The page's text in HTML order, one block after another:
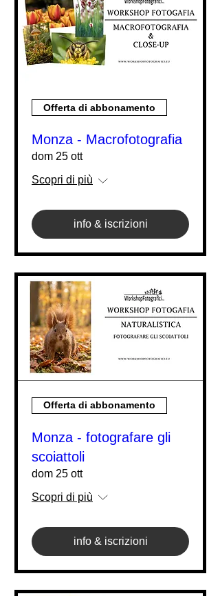
Offerta di abbonamento
Monza - Macrofotografia
dom 25 ott
Scopri di più
info & iscrizioni
Offerta di abbonamento
Monza - fotografare gli
scoiattoli
dom 25 ott
Scopri di più
info & iscrizioni